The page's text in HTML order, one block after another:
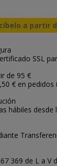
a partir
SSL
de 95 €
€ en pedidos
hábiles
369 de L a V